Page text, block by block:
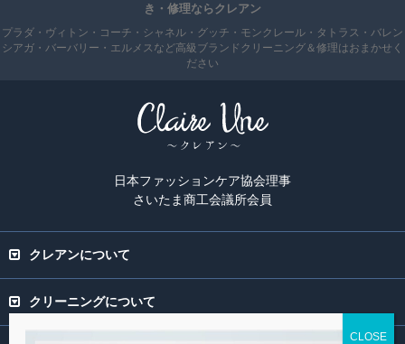
き・修理ならクレアン
プラダ・ヴィトン・コーチ・シャネル・グッチ・モンクレール・タトラス・バレン
シアガ・バーバリー・エルメスなど高級ブランドクリーニング＆修理はおまかせく
ださい
日本ファッションケア協会理事
さいたま商工会議所会員
クレアンについて
クリーニングについて